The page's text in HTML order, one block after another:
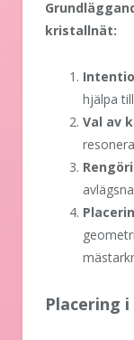
kristallnät:
hjälpa
Val av
Placering